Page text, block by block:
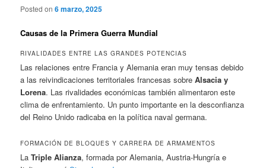
Posted on6 marzo, 2025
Causas de la Primera Guerra Mundial
RIVALIDADES ENTRE LAS GRANDES POTENCIAS
Las relaciones entre Francia y Alemania eran muy tensas debido
a las reivindicaciones territoriales francesas sobreAlsacia y
Lorena. Las rivalidades económicas también alimentaron este
clima de enfrentamiento. Un punto importante en la desconfianza
del Reino Unido radicaba en la política naval germana.
FORMACIÓN DE BLOQUES Y CARRERA DE ARMAMENTOS
LaTriple Alianza, formada por Alemania, Austria-Hungría e